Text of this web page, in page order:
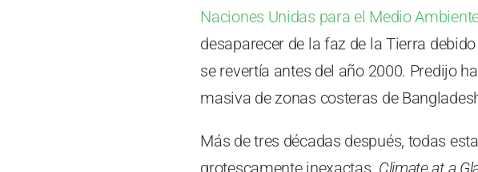
Naciones Unidas para el Medio
desaparecer de la faz de la Tierra
se revertía antes del año 2000. Predijo
masiva de zonas costeras de
Más de tres décadas después, todas
grotescamente inexactas. Climate at a